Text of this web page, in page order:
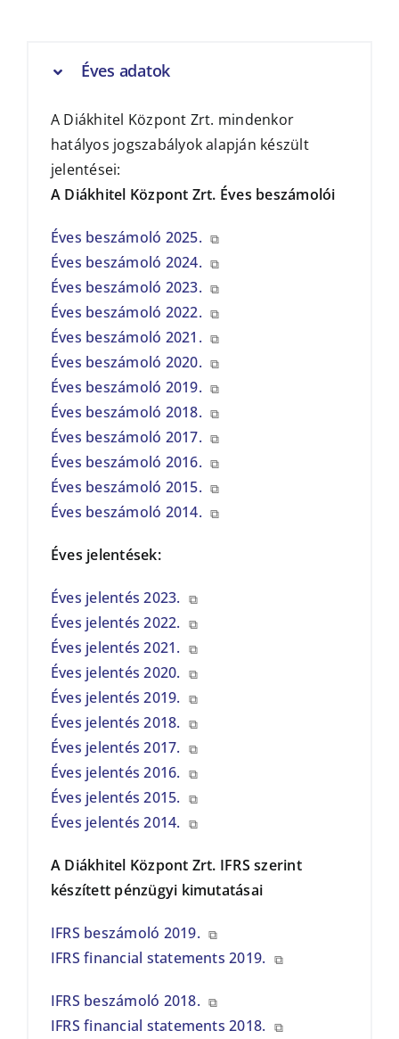
Éves adatok
A Diákhitel Központ Zrt. mindenkor
hatályos jogszabályok alapján készült
jelentései:
A Diákhitel Központ Zrt. Éves beszámolói
Éves beszámoló 2025. ⧉
Éves beszámoló 2024. ⧉
Éves beszámoló 2023. ⧉
Éves beszámoló 2022. ⧉
Éves beszámoló 2021. ⧉
Éves beszámoló 2020. ⧉
Éves beszámoló 2019. ⧉
Éves beszámoló 2018. ⧉
Éves beszámoló 2017. ⧉
Éves beszámoló 2016. ⧉
Éves beszámoló 2015. ⧉
Éves beszámoló 2014. ⧉
Éves jelentések:
Éves jelentés 2023. ⧉
Éves jelentés 2022. ⧉
Éves jelentés 2021. ⧉
Éves jelentés 2020. ⧉
Éves jelentés 2019. ⧉
Éves jelentés 2018. ⧉
Éves jelentés 2017. ⧉
Éves jelentés 2016. ⧉
Éves jelentés 2015. ⧉
Éves jelentés 2014. ⧉
A Diákhitel Központ Zrt. IFRS szerint
készített pénzügyi kimutatásai
IFRS beszámoló 2019. ⧉
IFRS financial statements 2019. ⧉
IFRS beszámoló 2018. ⧉
IFRS financial statements 2018. ⧉